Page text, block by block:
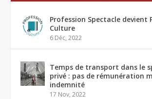
Profession Spectacle devient
Culture
6 Déc, 2022
Temps de transport dans le
privé : pas de rémunération
indemnité
17 Nov, 2022